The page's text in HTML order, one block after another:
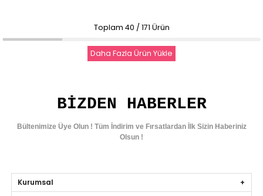
Toplam 40 / 171 Ürün
Daha Fazla Ürün Yükle
BIZDEN HABERLER
Bültenimize Üye Olun ! Tüm İndirim ve Fırsatlardan İlk Sizin Haberiniz
Olsun !
Kurumsal